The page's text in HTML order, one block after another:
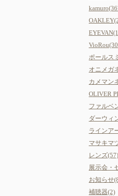
ポールス
オニメガ
カメマン
OLIVER
ファルベ
ダーウィ
ラインア
マサキマ
レンズ(57)
展示会・
お知らせ
補聴器(2)